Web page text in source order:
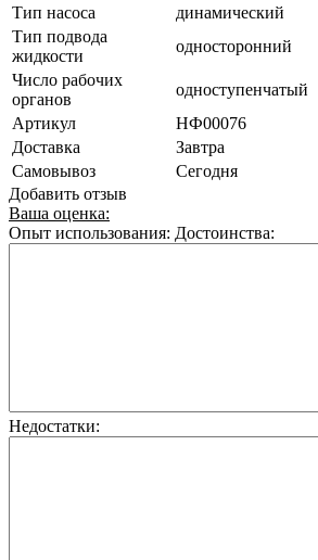
Тип насоса
динамический
Тип подвода
жидкости
односторонний
Число рабочих
органов
одноступенчатый
Артикул
НФ00076
Доставка
Завтра
Самовывоз
Сегодня
Добавить отзыв
Ваша оценка:
Опыт использования: Достоинства:
Недостатки: